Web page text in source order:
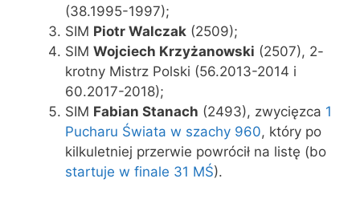
(38.1995-1997);
SIM Piotr Walczak (2509);
SIM Wojciech Krzyżanowski (2507), 2-
krotny Mistrz Polski (56.2013-2014 i
60.2017-2018);
SIM Fabian Stanach (2493), zwycięzca 1
Pucharu Świata w szachy 960, który po
kilkuletniej przerwie powrócił na listę (bo
startuje w finale 31 MŚ).